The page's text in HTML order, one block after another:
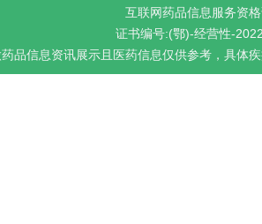
互联网药品信息服务资
证书编号:(鄂)-经营性-
品信息资讯展示且医药信息仅供参考，具体